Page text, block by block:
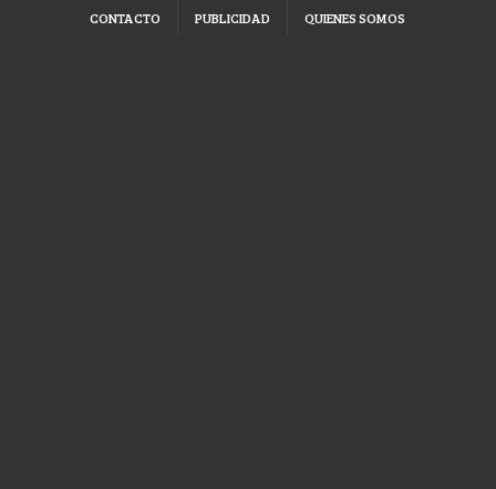
CONTACTO PUBLICIDAD QUIENES SOMOS